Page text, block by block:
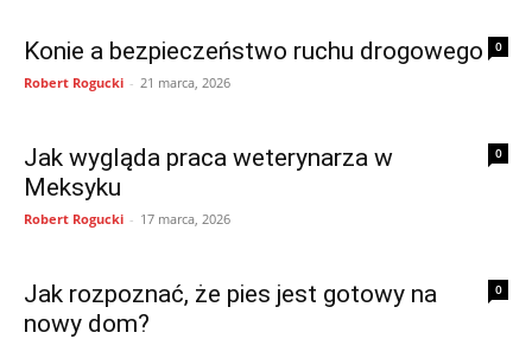
0
Konie a bezpieczeństwo ruchu drogowego
Robert Rogucki - 21 marca, 2026
0
Jak wygląda praca weterynarza w
Meksyku
Robert Rogucki - 17 marca, 2026
0
Jak rozpoznać, że pies jest gotowy na
nowy dom?